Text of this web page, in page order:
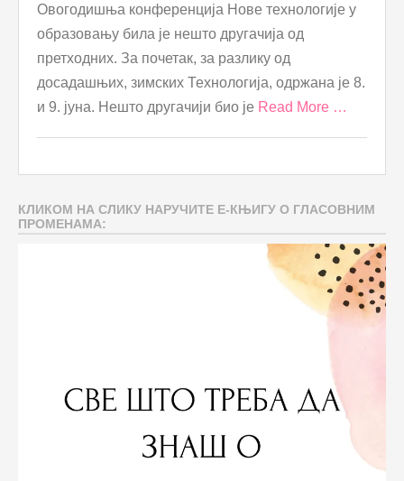
Овогодишња конференција Нове технологије у
образовању била је нешто другачија од
претходних. За почетак, за разлику од
досадашњих, зимских Технологија, одржана је 8.
и 9. јуна. Нешто другачији био је Read More …
КЛИКОМ НА СЛИКУ НАРУЧИТЕ Е-КЊИГУ О ГЛАСОВНИМ
ПРОМЕНАМА: